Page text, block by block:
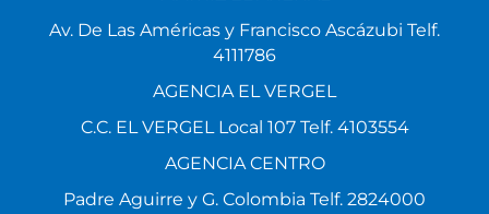
Av. De Las Américas y Francisco Ascázubi Telf.
4111786
AGENCIA EL VERGEL
C.C. EL VERGEL Local 107 Telf. 4103554
AGENCIA CENTRO
Padre Aguirre y G. Colombia Telf. 2824000